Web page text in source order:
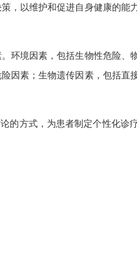
，以维护和促进自身健康的能
环境因素，包括生物性危险、
因素；生物遗传因素，包括直
的方式，为患者制定个性化诊